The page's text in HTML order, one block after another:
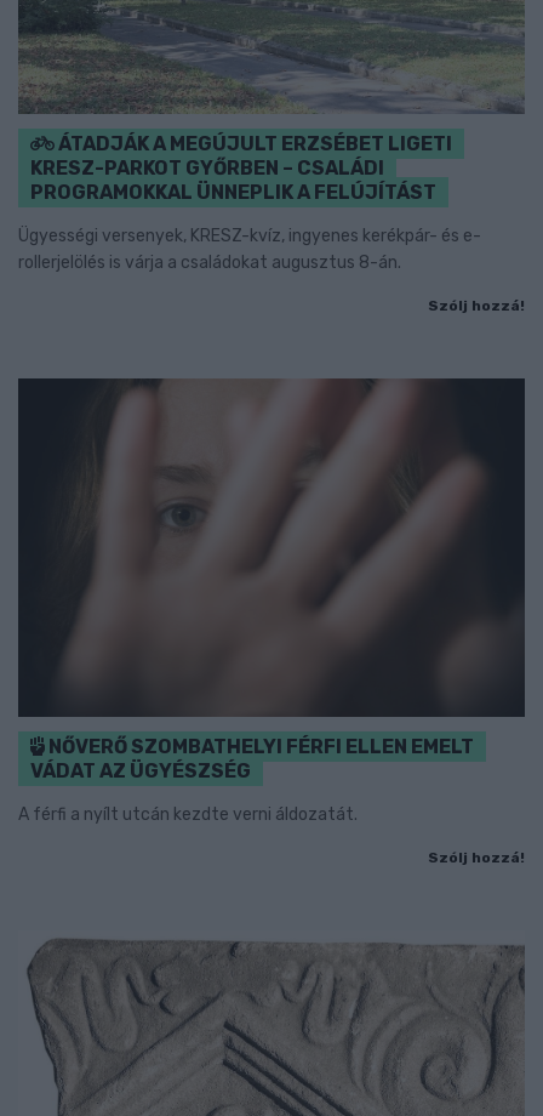
ÁTADJÁK A MEGÚJULT ERZSÉBET LIGETI
KRESZ-PARKOT GYŐRBEN – CSALÁDI
PROGRAMOKKAL ÜNNEPLIK A FELÚJÍTÁST
Ügyességi versenyek, KRESZ-kvíz, ingyenes kerékpár- és e-
rollerjelölés is várja a családokat augusztus 8-án.
Szólj hozzá!
NŐVERŐ SZOMBATHELYI FÉRFI ELLEN EMELT
VÁDAT AZ ÜGYÉSZSÉG
A férfi a nyílt utcán kezdte verni áldozatát.
Szólj hozzá!